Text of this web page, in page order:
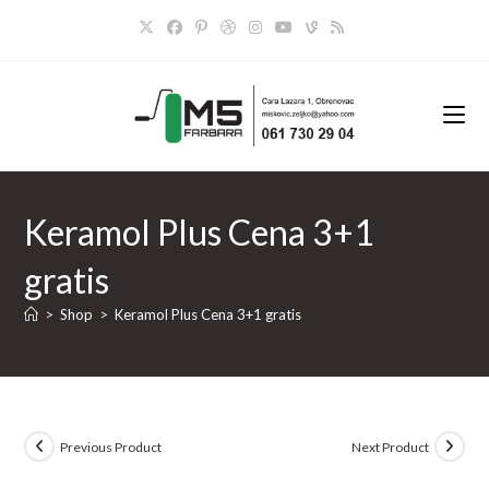
Keramol Plus Cena 3+1
gratis
> Shop > Keramol Plus Cena 3+1 gratis
Previous Product Next Product